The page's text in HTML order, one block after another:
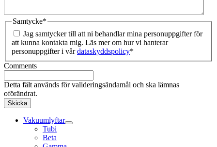
Samtycke*
Jag samtycker till att ni behandlar mina personuppgifter för
att kunna kontakta mig. Läs mer om hur vi hanterar
personuppgifter i vårdataskyddspolicy*
Comments
Detta fält används för valideringsändamål och ska lämnas
oförändrat.
Vakuumlyftar
Tubi
Beta